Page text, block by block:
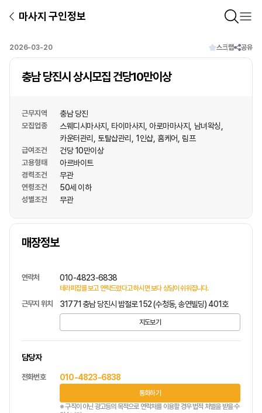
마사지 구인정보
2026-03-20 스크랩 공유
충남 당진시 상시모집 건당10만이상
근무지역 충남 당진
모집업종 스웨디시마사지 타이마사지 아로마마사지
남녀왁싱
카운터관리
토탈샵관리 1인샵 홈케어 림프
급여조건 건당 10만이상
고용형태 아르바이트
경력조건 무관
연령조건 50세 이하
성별조건 무관
매장정보
상호명
연락처 010-4823-6838
테라피잡를 보고 연락드렸다고 하시면 보다 상담이 쉬워집니다.
근무지 위치 31771 충남 당진시 밤절로 152 (수청동, 송연빌딩) 401호
지도보기
담당자
전화번호 010-4823-6838
통화하기
※ 구직이 아닌 광고등의 목적으로 연락처를 이용할 경우 법적 처벌을 받을 수